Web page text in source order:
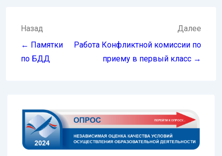
Навигация
по
записям
Назад
← Памятки
по БДД
Далее
Работа Конфликтной комиссии по
приему в первый класс →